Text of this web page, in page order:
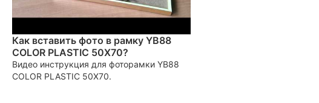
Как вставить фото в рамку YB88
COLOR PLASTIC 50X70?
Видео инструкция для фоторамки YB88
COLOR PLASTIC 50X70.